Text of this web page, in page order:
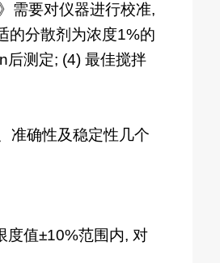
需要对仪器进行校准,
的分散剂为浓度1%的
后测定; (4) 最佳搅拌
准确性及稳定性几个
度值±10%范围内, 对